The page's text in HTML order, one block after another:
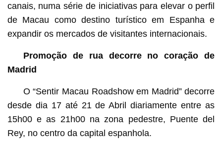
canais, numa série de iniciativas para elevar o perfil
de Macau como destino turístico em Espanha e
expandir os mercados de visitantes internacionais.
Promoção de rua decorre no coração de
Madrid
O “Sentir Macau Roadshow em Madrid” decorre
desde dia 17 até 21 de Abril diariamente entre as
15h00 e as 21h00 na zona pedestre, Puente del
Rey, no centro da capital espanhola.